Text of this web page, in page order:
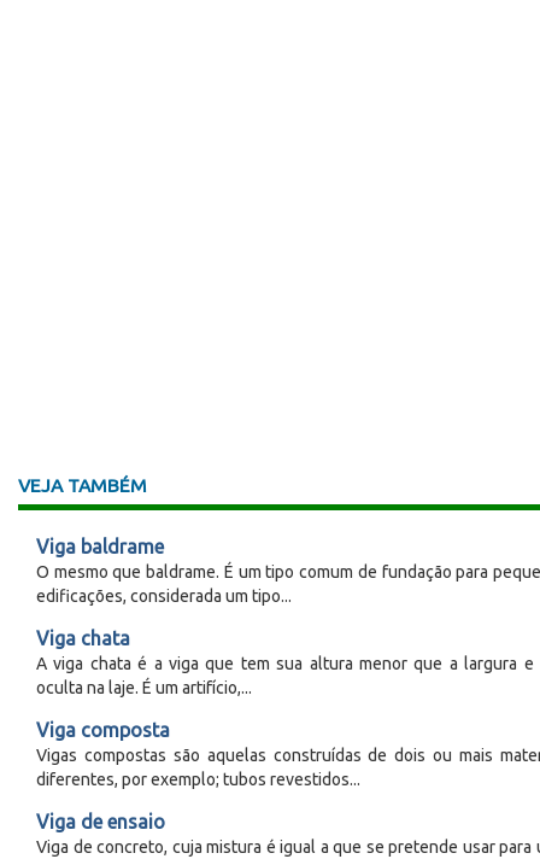
VEJA TAMBÉM
Viga baldrame
O mesmo que baldrame. É um tipo comum de fundação para
edificações, considerada um tipo...
Viga chata
A viga chata é a viga que tem sua altura menor que a largura e
oculta na laje. É um artifício,...
Viga composta
Vigas compostas são aquelas construídas de dois ou mais
diferentes, por exemplo; tubos revestidos...
Viga de ensaio
Viga de concreto, cuja mistura é igual a que se pretende usar para